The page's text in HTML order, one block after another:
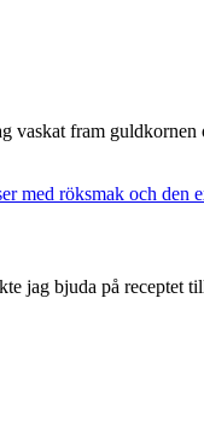
vaskat fram
jag bjuda på receptet